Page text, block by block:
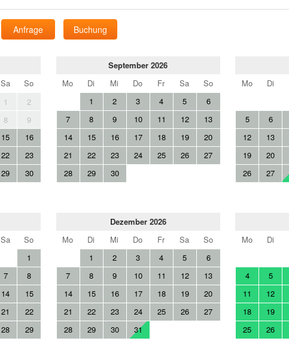
Anfrage Buchung
Sa
So
1
2
8
9
15
16
22
23
29
30
September 2026
Mo
Di Mi Do Fr Sa
So
1
2 3 4 5
6
7
8 9 10 11 12
13
14
15 16 17 18 19
20
21
22 23 24 25 26
27
28
29 30
Mo
Di
5
6
12
13
19
20
26
27
Sa
So
1
7
8
14
15
21
22
28
29
Dezember 2026
Mo
Di Mi Do Fr Sa
So
1
2 3 4 5
6
7
8 9 10 11 12
13
14
15 16 17 18 19
20
21
22 23 24 25 26
27
28
29 30 31
Mo
Di
4
5
11
12
18
19
25
26